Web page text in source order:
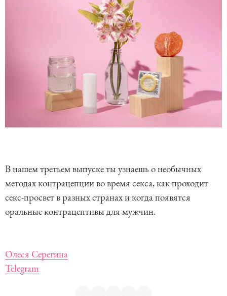
8
7
0
8
В нашем третьем выпуске ты узнаешь о необычных
методах контрацепции во время секса, как проходит
секс-просвет в разных странах и когда появятся
оральные контрацептивы для мужчин.
Олеся Серегина
Telegram